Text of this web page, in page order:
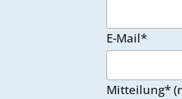
E-Mail*
Mitteilung*